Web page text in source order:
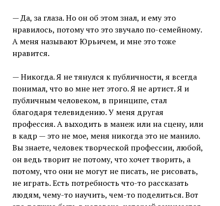
— Да, за глаза. Но он об этом знал, и ему это
нравилось, потому что это звучало по-семейному.
А меня называют Юрьичем, и мне это тоже
нравится.
— Никогда. Я не тянулся к публичности, я всегда
понимал, что во мне нет этого. Я не артист. Я и
публичным человеком, в принципе, стал
благодаря телевидению. У меня другая
профессия. А выходить в манеж или на сцену, или
в кадр — это не мое, меня никогда это не манило.
Вы знаете, человек творческой профессии, любой,
он ведь творит не потому, что хочет творить, а
потому, что они не могут не писать, не рисовать,
не играть. Есть потребность что-то рассказать
людям, чему-то научить, чем-то поделиться. Вот